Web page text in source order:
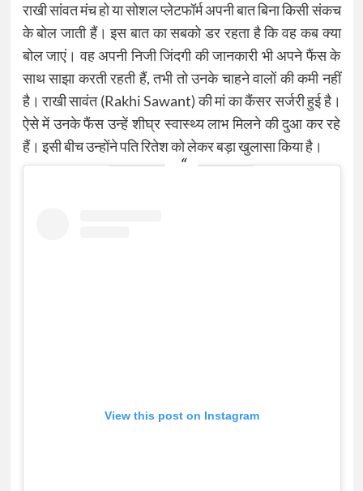
राखी सांवत मंच हो या सोशल प्लेटफॉर्म अपनी बात बिना किसी संकच
के बोल जाती हैं। इस बात का सबको डर रहता है कि वह कब क्या
बोल जाएं। वह अपनी निजी जिंदगी की जानकारी भी अपने फैंस के
साथ साझा करती रहती हैं, तभी तो उनके चाहने वालों की कमी नहीं
है। राखी सावंत (Rakhi Sawant) की मां का कैंसर सर्जरी हुई है।
ऐसे में उनके फैंस उन्हें शीघ्र स्वास्थ्य लाभ मिलने की दुआ कर रहे
हैं। इसी बीच उन्होंने पति रितेश को लेकर बड़ा खुलासा किया है।
View this post on Instagram